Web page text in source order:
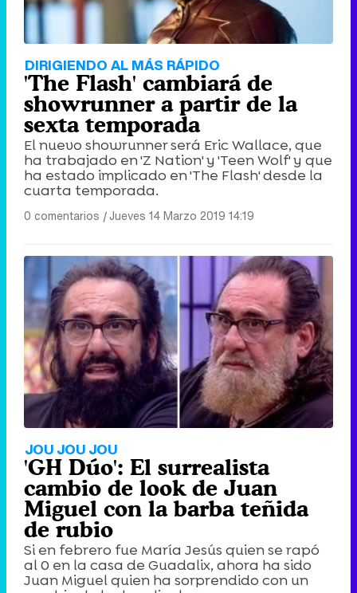
DIRIGIENDO AL MÁS RÁPIDO
'The Flash' cambiará de
showrunner a partir de la
sexta temporada
El nuevo showrunner será Eric Wallace, que
ha trabajado en 'Z Nation' y 'Teen Wolf' y que
ha estado implicado en 'The Flash' desde la
cuarta temporada.
0 comentarios |Jueves 14 Marzo 2019 14:19
JOU JOU JOU
'GH Dúo': El surrealista
cambio de look de Juan
Miguel con la barba teñida
de rubio
Si en febrero fue María Jesús quien se rapó
al 0 en la casa de Guadalix, ahora ha sido
Juan Miguel quien ha sorprendido con un